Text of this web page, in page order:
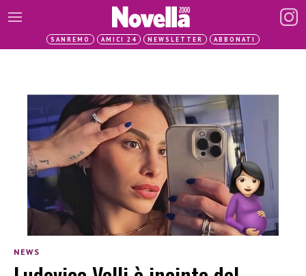
SANREMO AMICI 24 NEWSLETTER ABBONATI
NEWS